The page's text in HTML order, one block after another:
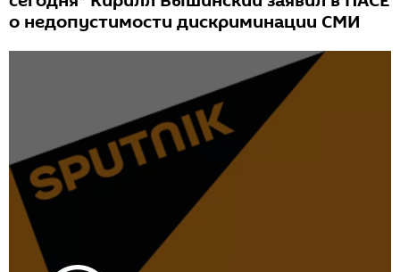
о недопустимости дискриминации СМИ